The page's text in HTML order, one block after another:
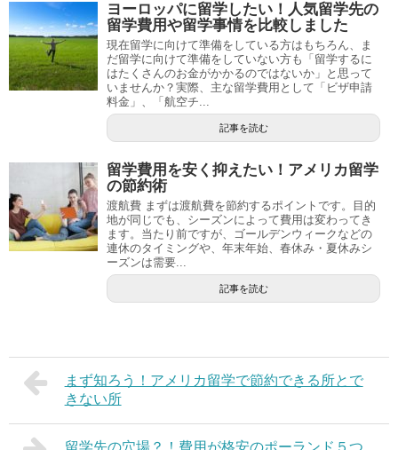
ヨーロッパに留学したい！人気留学先の
留学費用や留学事情を比較しました
現在留学に向けて準備をしている方はもちろん、ま
だ留学に向けて準備をしていない方も「留学するに
はたくさんのお金がかかるのではないか」と思って
いませんか？実際、主な留学費用として「ビザ申請
料金」、「航空チ...
記事を読む
留学費用を安く抑えたい！アメリカ留学
の節約術
渡航費 まずは渡航費を節約するポイントです。目的
地が同じでも、シーズンによって費用は変わってき
ます。当たり前ですが、ゴールデンウィークなどの
連休のタイミングや、年末年始、春休み・夏休みシ
ーズンは需要...
記事を読む
まず知ろう！アメリカ留学で節約できる所とで
きない所